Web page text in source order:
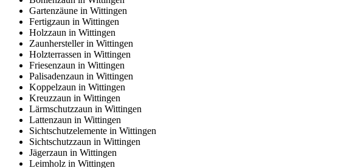
Gartenzäune in Wittingen
Fertigzaun in Wittingen
Holzzaun in Wittingen
Zaunhersteller in Wittingen
Holzterrassen in Wittingen
Friesenzaun in Wittingen
Palisadenzaun in Wittingen
Koppelzaun in Wittingen
Kreuzzaun in Wittingen
Lärmschutzzaun in Wittingen
Lattenzaun in Wittingen
Sichtschutzelemente in Wittingen
Sichtschutzzaun in Wittingen
Jägerzaun in Wittingen
Leimholz in Wittingen